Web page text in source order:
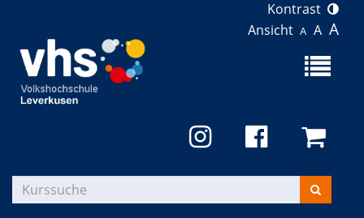
Kontrast
Ansicht A A A
Menü
Kurse
suchen